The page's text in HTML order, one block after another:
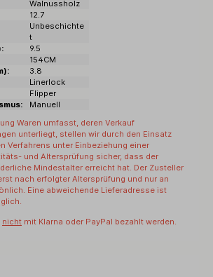
Walnussholz
12.7
Unbeschichte
t
9.5
154CM
3.8
Linerlock
Flipper
Manuell
Waren umfasst, deren Verkauf
unterliegt, stellen wir durch den Einsatz
Verfahrens unter Einbeziehung einer
und Altersprüfung sicher, dass der
Mindestalter erreicht hat. Der Zusteller
nach erfolgter Altersprüfung und nur an
Eine abweichende Lieferadresse ist
nicht mit Klarna oder PayPal bezahlt werden.